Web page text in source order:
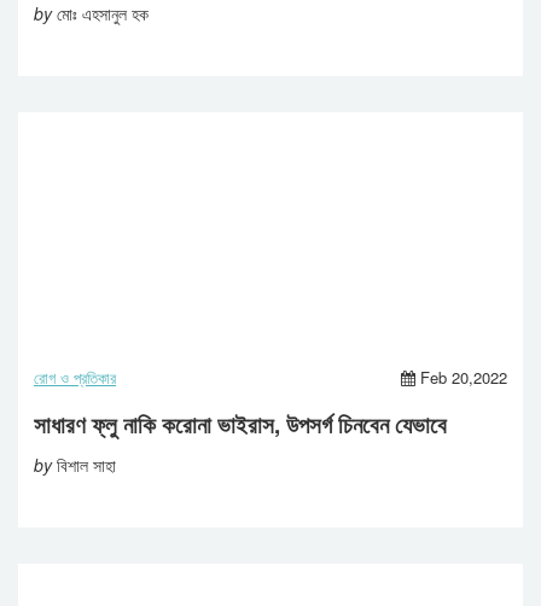
byমোঃ এহসানুল হক
রোগ ও প্রতিকার Feb 20,2022
সাধারণ ফ্লু নাকি করোনা ভাইরাস, উপসর্গ চিনবেন যেভাবে
byবিশাল সাহা